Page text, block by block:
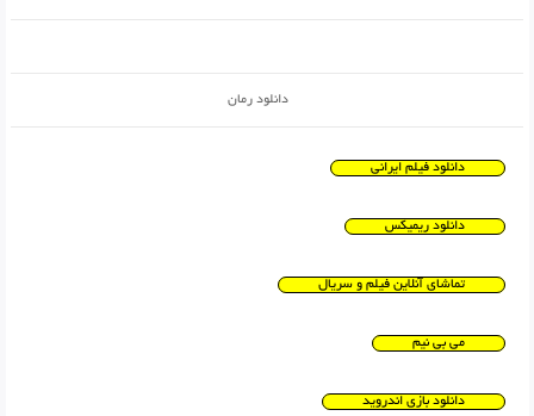
دانلود رمان
دانلود فیلم ایرانی
دانلود ریمیکس
تماشای آنلاین فیلم و سریال
می بی نیم
دانلود بازی اندروید